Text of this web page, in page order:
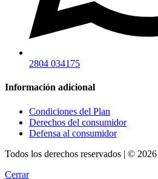
2804 034175
Información adicional
Condiciones del Plan
Derechos del consumidor
Defensa al consumidor
Todos los derechos reservados | ©
Cerrar